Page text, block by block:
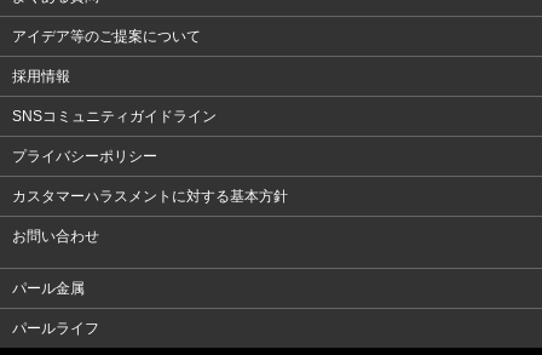
アイデア等のご提案について
採用情報
SNSコミュニティガイドライン
プライバシーポリシー
カスタマーハラスメントに対する基本方針
お問い合わせ
パール金属
パールライフ